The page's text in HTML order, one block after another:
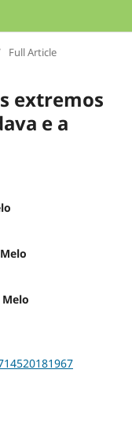
Full Article
extremos
e a